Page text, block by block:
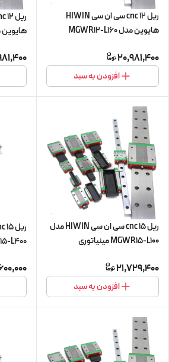
ریل 12 cnc سی ان سی HIWIN
هایوین مدل MGWR12-L160
20,981,400
افزودن به سبد
ریل 15 cnc سی ان سی HIWIN مدل
MGWR15-L100 مینیاتوری
21,729,400
افزودن به سبد
L400